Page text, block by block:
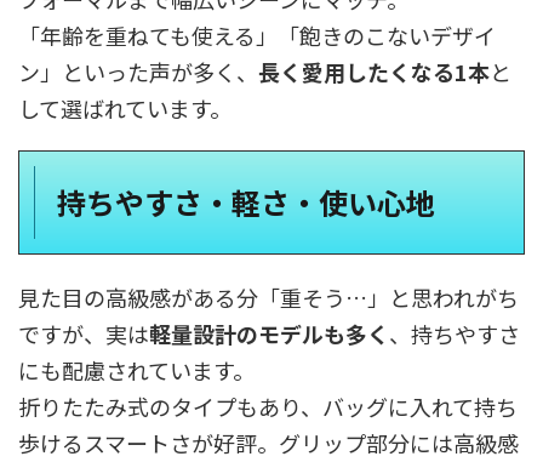
「年齢を重ねても使える」「飽きのこないデザイ
ン」といった声が多く、 長く愛用したくなる1本と
して選ばれています。
持ちやすさ・軽さ・使い心地
見た目の高級感がある分「重そう…」と思われがち
ですが、実は軽量設計のモデルも多く 、持ちやすさ
にも配慮されています。
折りたたみ式のタイプもあり、バッグに入れて持ち
歩けるスマートさが好評。グリップ部分には高級感